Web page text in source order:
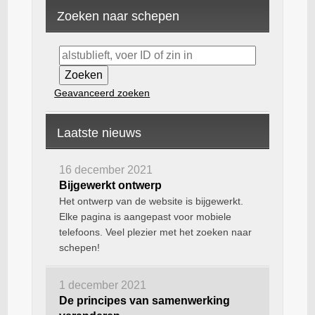
Zoeken naar schepen
Geavanceerd zoeken
Laatste nieuws
16 december 2021
Bijgewerkt ontwerp
Het ontwerp van de website is bijgewerkt.
Elke pagina is aangepast voor mobiele
telefoons. Veel plezier met het zoeken naar
schepen!
1 december 2021
De principes van samenwerking